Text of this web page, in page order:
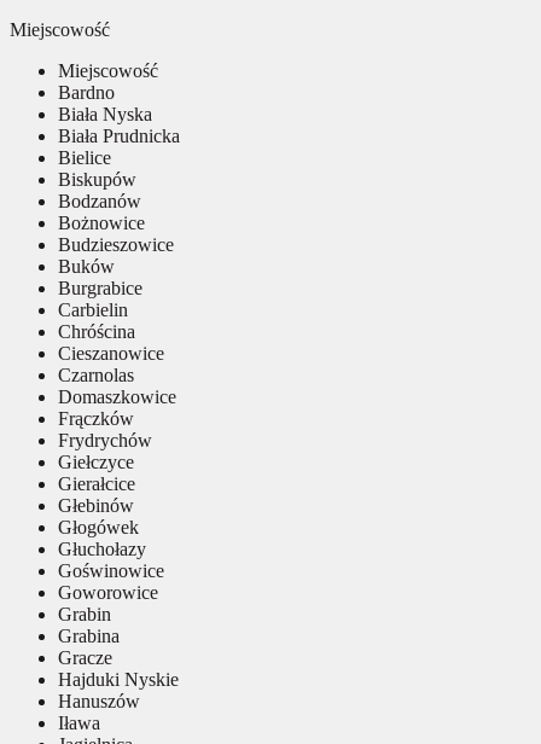
Miejscowość
Miejscowość
Bardno
Biała Nyska
Biała Prudnicka
Bielice
Biskupów
Bodzanów
Bożnowice
Budzieszowice
Buków
Burgrabice
Carbielin
Chróścina
Cieszanowice
Czarnolas
Domaszkowice
Frączków
Frydrychów
Giełczyce
Gierałcice
Głebinów
Głogówek
Głuchołazy
Goświnowice
Goworowice
Grabin
Grabina
Gracze
Hajduki Nyskie
Hanuszów
Iława